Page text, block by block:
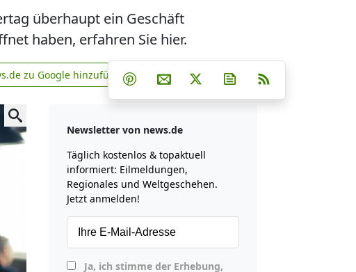
überhaupt ein Geschäft
haben, erfahren Sie hier.
news.de zu Google hinzufügen
zu Google hinzufügen Teilen auf Facebook
Teilen auf Whatsapp
Teilen auf Telegram
Teilen auf Pinterest
Per E-Mail teilen
Post auf XNewsletter
Newsletter von news.de
Täglich kostenlos & topaktuell
informiert: Eilmeldungen,
Regionales und Weltgeschehen.
Jetzt anmelden!